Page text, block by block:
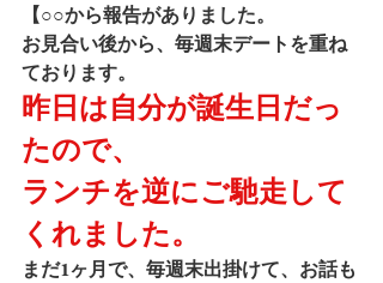
【○○から報告がありました。
お見合い後から、毎週末デートを重ね
ております。
昨日は自分が誕生日だっ
たので、
ランチを逆にご馳走して
くれました。
まだ1ヶ月で、毎週末出掛けて、お話も